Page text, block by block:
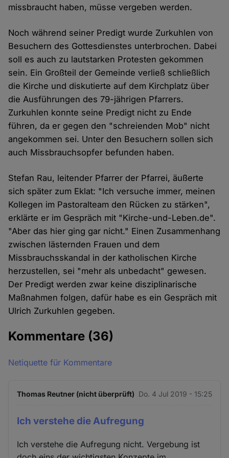
missbraucht haben, müsse vergeben werden.
Noch während seiner Predigt wurde Zurkuhlen von
Besuchern des Gottesdienstes unterbrochen. Dabei
soll es auch zu lautstarken Protesten gekommen
sein. Ein Großteil der Gemeinde verließ schließlich
die Kirche und diskutierte auf dem Kirchplatz über
die Ausführungen des 79-jährigen Pfarrers.
Zurkuhlen konnte seine Predigt nicht zu Ende
führen, da er gegen den "schreienden Mob" nicht
angekommen sei. Unter den Besuchern sollen sich
auch Missbrauchsopfer befunden haben.
Stefan Rau, leitender Pfarrer der Pfarrei, äußerte
sich später zum Eklat: "Ich versuche immer, meinen
Kollegen im Pastoralteam den Rücken zu stärken",
erklärte er im Gespräch mit "Kirche-und-Leben.de".
"Aber das hier ging gar nicht." Einen Zusammenhang
zwischen lästernden Frauen und dem
Missbrauchsskandal in der katholischen Kirche
herzustellen, sei "mehr als unbedacht" gewesen.
Der Predigt werden zwar keine disziplinarische
Maßnahmen folgen, dafür habe es ein Gespräch mit
Ulrich Zurkuhlen gegeben.
Kommentare (36)
Netiquette für Kommentare
Thomas Reutner (nicht überprüft) Do. 4 Jul 2019 - 15:25
Ich verstehe die Aufregung
Ich verstehe die Aufregung nicht. Vergebung ist